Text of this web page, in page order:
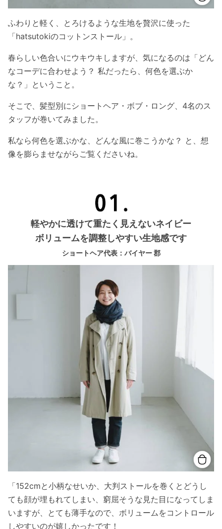
ふわりと軽く、とろけるような生地を贅沢に使った
「hatsutokiのコットンストール」。
春らしい色合いにウキウキしますが、気になるのは「どん
なコーデに合わせよう？ 私だったら、何色を選ぶか
な？ 」ということ。
そこで、髪型別にショートヘア・ボブ・ロング、4名のス
タッフが巻いてみました。
私なら何色を選ぶかな、どんな風に巻こうかな？ と、想
像を膨らませながらご覧くださいね。
軽やかに透けて重たく見えないネイビー
ボリュームを調整しやすい生地感です
ショートヘア代表：バイヤー 郡
「152cmと小柄なせいか、大判ストールを巻くとどうし
ても顔が埋もれてしまい、窮屈そうな見た目になってしま
いますが、とても薄手なので、ボリュームをコントロール
しやすいのが嬉しかったです！